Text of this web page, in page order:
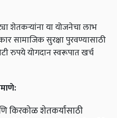
शेतकऱ्यांना या योजनेचा लाभ
सामाजिक सुरक्षा पुरवण्यासाठी
रुपये योगदान स्वरूपात खर्च
किरकोळ शेतकर्यांसाठी